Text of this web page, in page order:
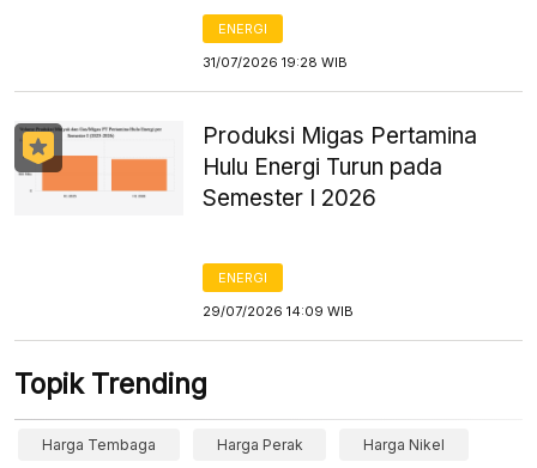
ENERGI
31/07/2026 19:28 WIB
Produksi Migas Pertamina
Hulu Energi Turun pada
Semester I 2026
ENERGI
29/07/2026 14:09 WIB
Topik Trending
Harga Tembaga Harga Perak Harga Nikel